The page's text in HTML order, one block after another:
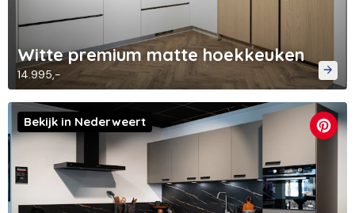
Witte premium matte hoekkeuken
14.995,-
Bekijk in Nederweert